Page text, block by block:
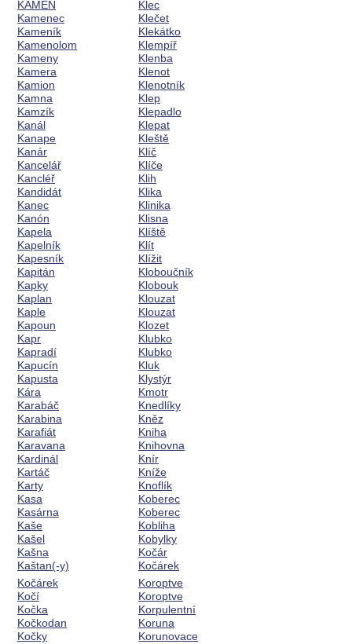
KÁMEN
Kamenec
Kameník
Kamenolom
Kameny
Kamera
Kamion
Kamna
Kamzík
Kanál
Kanape
Kanár
Kancelář
Kancléř
Kandidát
Kanec
Kanón
Kapela
Kapelník
Kapesník
Kapitán
Kapky
Kaplan
Kaple
Kapoun
Kapr
Kapradí
Kapucín
Kapusta
Kára
Karabáč
Karabina
Karafiát
Karavana
Kardinál
Kartáč
Karty
Kasa
Kasárna
Kaše
Kašel
Kašna
Kaštan(-y)
Klec
Klečet
Klekátko
Klempíř
Klenba
Klenot
Klenotník
Klep
Klepadlo
Klepat
Kleště
Klíč
Klíče
Klih
Klika
Klinika
Klisna
Klíště
Klít
Klížit
Kloboučník
Klobouk
Klouzat
Klouzat
Klozet
Klubko
Klubko
Kluk
Klystýr
Kmotr
Knedlíky
Kněz
Kniha
Knihovna
Knír
Kníže
Knoflík
Koberec
Koberec
Kobliha
Kobylky
Kočár
Kočárek
Kočárek
Kočí
Kočka
Kočkodan
Kočky
Koroptve
Koroptve
Korpulentní
Koruna
Korunovace